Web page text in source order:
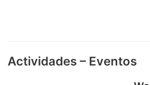
Actividades – Eventos